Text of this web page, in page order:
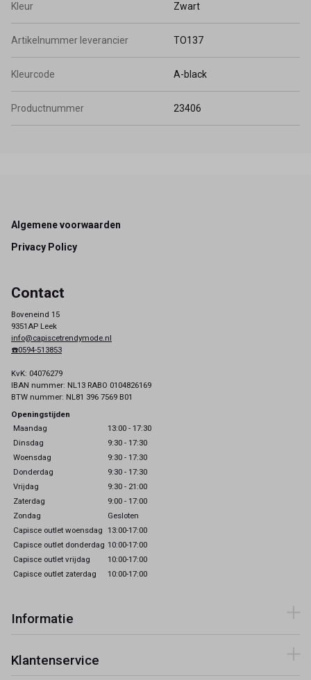
Kleur Zwart
Artikelnummer leverancier TO137
Kleurcode A-black
Productnummer 23406
Footer
Algemene voorwaarden
Privacy Policy
Contact
Boveneind 15
9351AP Leek
info@capiscetrendymode.nl
☎️0594-513853
KvK: 04076279
IBAN nummer: NL13 RABO 0104826169
BTW nummer: NL81 396 7569 B01
Openingstijden
Maandag
13:00 - 17:30
Dinsdag
9:30 - 17:30
Woensdag
9:30 - 17:30
Donderdag
9:30 - 17:30
Vrijdag
9:30 - 21:00
Zaterdag
9:00 - 17:00
Zondag
Gesloten
Capisce outlet woensdag 13:00-17:00
Capisce outlet donderdag 10:00-17:00
Capisce outlet vrijdag
10:00-17:00
Capisce outlet zaterdag
10:00-17:00
Informatie
Klantenservice